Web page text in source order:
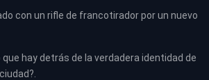
con un rifle de francotirador por un nuevo
hay detrás de la verdadera identidad de